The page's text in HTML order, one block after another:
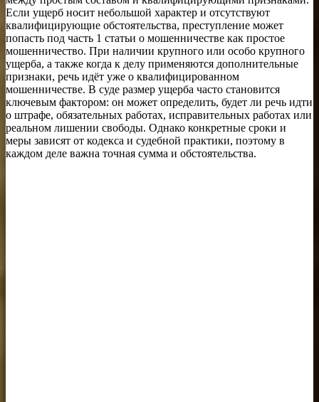
Если ущерб носит небольшой характер и отсутствуют
квалифицирующие обстоятельства, преступление может
попасть под часть 1 статьи о мошенничестве как простое
мошенничество. При наличии крупного или особо крупного
ущерба, а также когда к делу применяются дополнительные
признаки, речь идёт уже о квалифицированном
мошенничестве. В суде размер ущерба часто становится
ключевым фактором: он может определить, будет ли речь идти
о штрафе, обязательных работах, исправительных работах или
реальном лишении свободы. Однако конкретные сроки и
меры зависят от кодекса и судебной практики, поэтому в
каждом деле важна точная сумма и обстоятельства.